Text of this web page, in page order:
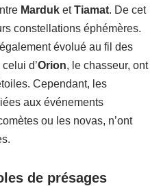
Marduk etTiamat. De cet
constellations éphémères.
évolué au fil des
d’Orion, le chasseur, ont
Cependant, les
aux événements
ou les novas, n’ont
de présages